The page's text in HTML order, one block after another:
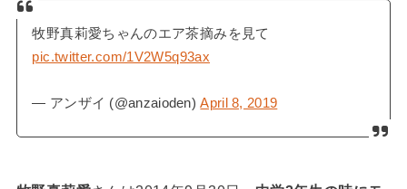
牧野真莉愛ちゃんのエア茶摘みを見て
pic.twitter.com/1V2W5q93ax
— アンザイ (@anzaioden)April 8, 2019